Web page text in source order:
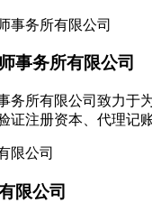
事务所有限公司
务所有限公司致力于
证注册资本、代理记
限公司